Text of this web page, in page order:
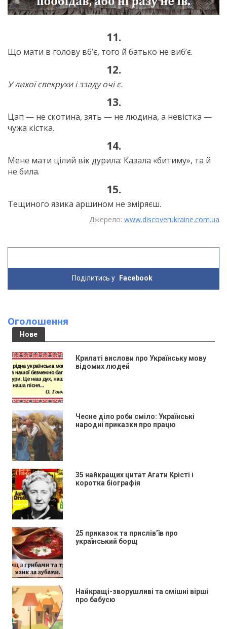
11.
Що мати в голову вб’є, того й батько не виб’є.
12.
У лихої свекрухи і ззаду очі є.
13.
Цап — не скотина, зять — не людина, а невістка —
чужа кістка.
14.
Мене мати цілий вік дурила: Казала «битиму», та й
не била.
15.
Тещиного язика аршином не зміряєш.
Джерело: www.discoverukraine.com.ua
Поділитись у Facebook
Оголошення
Нове
Крилаті вислови про Українську мову
відомих людей
Чесне діло роби сміло: Українські
народні приказки про працю
35 найкращих цитат Агати Крісті і
коротка біографія
25 приказок та прислів’їв про
український борщ
Найкращі-зворушливі та смішні вірші
про бабусю